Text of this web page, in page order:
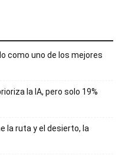
como uno de los mejores
la IA, pero solo 19%
la ruta y el desierto, la